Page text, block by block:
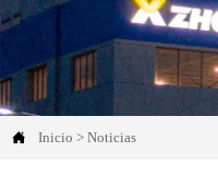
 Inicio > Noticias